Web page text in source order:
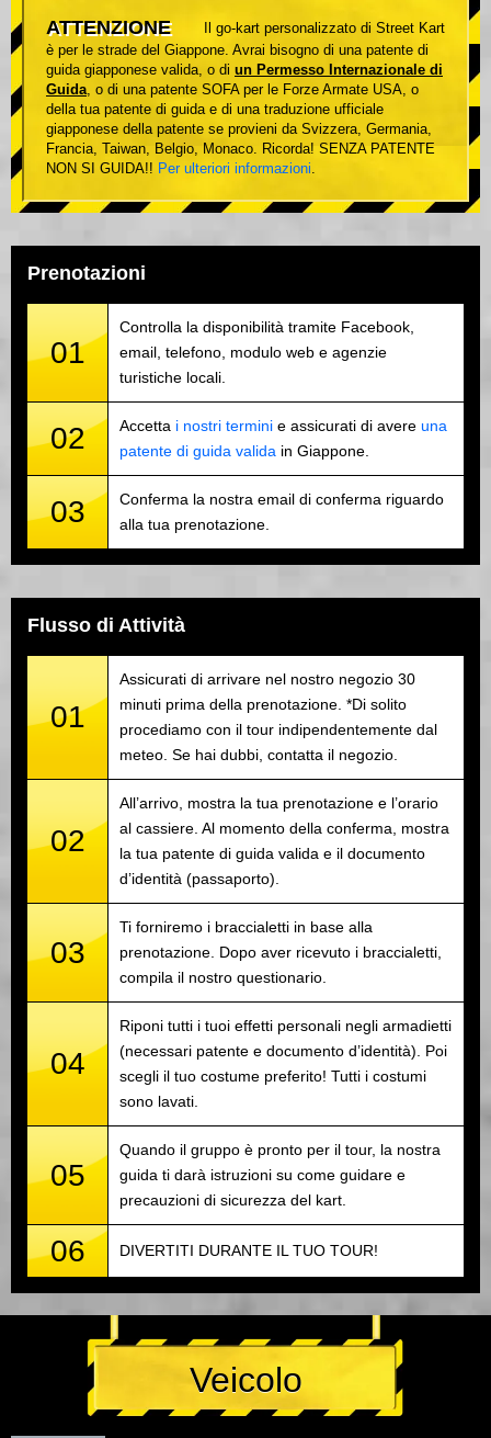
ATTENZIONE
Il go-kart personalizzato di Street Kart
è per le strade del Giappone. Avrai bisogno di una patente di
guida giapponese valida, o di un Permesso Internazionale di
Guida, o di una patente SOFA per le Forze Armate USA, o
della tua patente di guida e di una traduzione ufficiale
giapponese della patente se provieni da Svizzera, Germania,
Francia, Taiwan, Belgio, Monaco. Ricorda! SENZA PATENTE
NON SI GUIDA!! Per ulteriori informazioni.
Prenotazioni
01
Controlla la disponibilità tramite Facebook,
email, telefono, modulo web e agenzie
turistiche locali.
02 Accetta i nostri termini e assicurati di avere una
patente di guida valida in Giappone.
03
Conferma la nostra email di conferma riguardo
alla tua prenotazione.
Flusso di Attività
01
Assicurati di arrivare nel nostro negozio 30
minuti prima della prenotazione. *Di solito
procediamo con il tour indipendentemente dal
meteo. Se hai dubbi, contatta il negozio.
02
All’arrivo, mostra la tua prenotazione e l’orario
al cassiere. Al momento della conferma, mostra
la tua patente di guida valida e il documento
d’identità (passaporto).
03
Ti forniremo i braccialetti in base alla
prenotazione. Dopo aver ricevuto i braccialetti,
compila il nostro questionario.
04
Riponi tutti i tuoi effetti personali negli armadietti
(necessari patente e documento d’identità). Poi
scegli il tuo costume preferito! Tutti i costumi
sono lavati.
05
Quando il gruppo è pronto per il tour, la nostra
guida ti darà istruzioni su come guidare e
precauzioni di sicurezza del kart.
06 DIVERTITI DURANTE IL TUO TOUR!
Veicolo